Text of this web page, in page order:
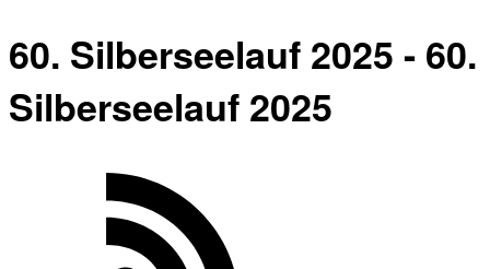
60. Silberseelauf 2025 - 60.
Silberseelauf 2025